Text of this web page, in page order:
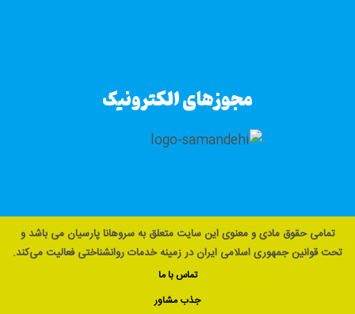
مجوزهای الکترونیک
تمامی حقوق مادی و معنوی این سایت متعلق به سروهانا پارسیان می باشد و
تحت قوانین جمهوری اسلامی ایران در زمینه خدمات روانشناختی فعالیت می‌کند.
تماس با ما
جذب مشاور